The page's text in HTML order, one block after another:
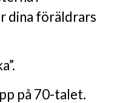
dina föräldrars
på 70-talet.